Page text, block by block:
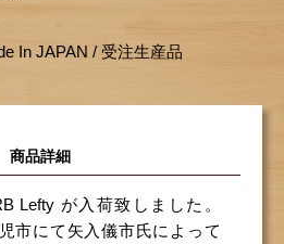
In JAPAN / 受注生産品
商品詳細
Lefty が入荷致しました。
市にて矢入儀市氏によって